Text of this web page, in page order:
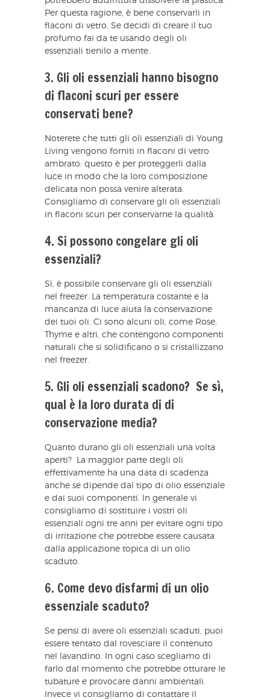
Per questa ragione, è bene conservarli in
flaconi di vetro. Se decidi di creare il tuo
profumo fai da te usando degli oli
essenziali tienilo a mente.
3. Gli oli essenziali hanno bisogno
di flaconi scuri per essere
conservati bene?
Noterete che tutti gli oli essenziali di Young
Living vengono forniti in flaconi di vetro
ambrato: questo è per proteggerli dalla
luce in modo che la loro composizione
delicata non possa venire alterata.
Consigliamo di conservare gli oli essenziali
in flaconi scuri per conservarne la qualità.
4. Si possono congelare gli oli
essenziali?
Sì, è possibile conservare gli oli essenziali
nel freezer. La temperatura costante e la
mancanza di luce aiuta la conservazione
dei tuoi oli. Ci sono alcuni oli, come Rose,
Thyme e altri, che contengono componenti
naturali che si solidificano o si cristallizzano
nel freezer.
5. Gli oli essenziali scadono? Se sì,
qual è la loro durata di di
conservazione media?
Quanto durano gli oli essenziali una volta
aperti? La maggior parte degli oli
effettivamente ha una data di scadenza
anche se dipende dal tipo di olio essenziale
e dai suoi componenti. In generale vi
consigliamo di sostituire i vostri oli
essenziali ogni tre anni per evitare ogni tipo
di irritazione che potrebbe essere causata
dalla applicazione topica di un olio
scaduto.
6. Come devo disfarmi di un olio
essenziale scaduto?
Se pensi di avere oli essenziali scaduti, puoi
essere tentato dal rovesciare il contenuto
nel lavandino. In ogni caso scegliamo di
farlo dal momento che potrebbe otturare le
tubature e provocare danni ambientali.
Invece vi consigliamo di contattare il